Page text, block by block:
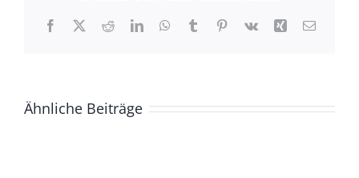
Facebook
X RedditLinkedInWhatsApp
TumblrPinterest
Vk Xing E-
Ähnliche Beiträge